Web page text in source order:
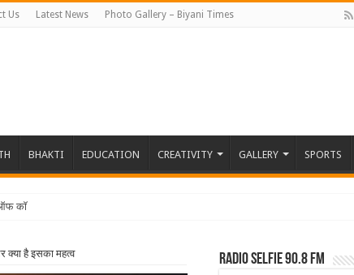
Us Latest News Photo Gallery – Biyani Times
BHAKTI EDUCATION CREATIVITY GALLERY SPORTS
ऑफ कॉलेजेज की छात्राएं और फैक
क्या है इसका महत्व Radio Selfie 90.8 FM